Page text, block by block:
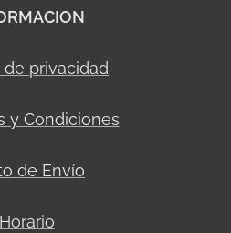
de privacidad
y Condiciones
de Envío
Horario